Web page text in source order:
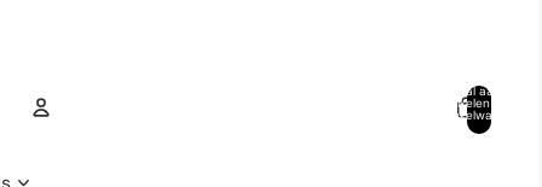
Totaal aantal
artikelen in
winkelwagen: